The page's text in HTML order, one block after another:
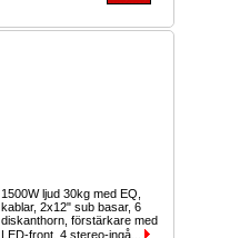
1500W ljud 30kg med EQ,
kablar, 2x12" sub basar, 6
diskanthorn, förstärkare med
LED-front, 4 stereo-ingå...